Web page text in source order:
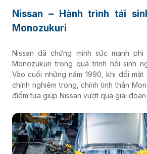
Nissan – Hành trình tái
Monozukuri
Nissan đã chứng minh sức mạnh
Monozukuri trong quá trình hồi sinh
Vào cuối những năm 1990, khi đối
chính nghiêm trọng, chính tinh thần
điểm tựa giúp Nissan vượt qua giai